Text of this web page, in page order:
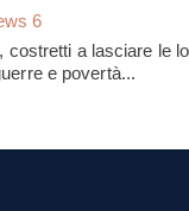
6
costretti a lasciare le
e povertà...